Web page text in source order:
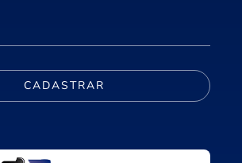
CADASTRAR